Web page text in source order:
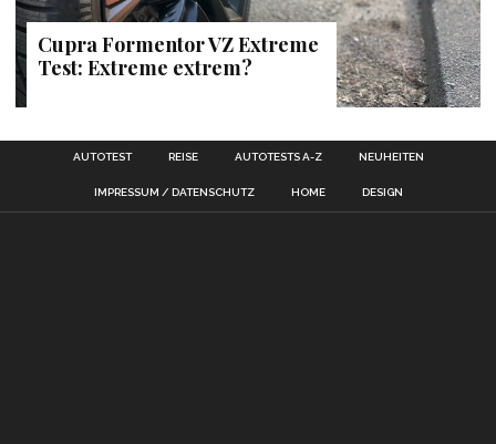
Cupra Formentor VZ Extreme
Test: Extreme extrem?
AUTOTEST REISE AUTOTESTS A-Z NEUHEITEN
IMPRESSUM / DATENSCHUTZ HOME DESIGN